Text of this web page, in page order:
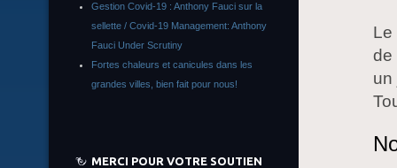
Le
de
un
Gestion Covid-19 : Anthony Fauci sur la
sellette / Covid-19 Management: Anthony
Fauci Under Scrutiny
Fortes chaleurs et canicules dans les
grandes villes, bien fait pour nous!
MERCI POUR VOTRE SOUTIEN